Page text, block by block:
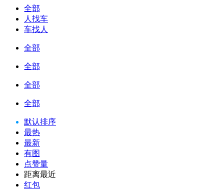
全部
人找车
车找人
全部
全部
全部
全部
默认排序
最热
最新
有图
点赞量
距离最近
红包